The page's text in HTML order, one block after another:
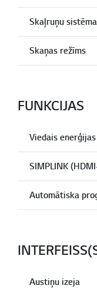
Skaļruņu sistēma
Skaņas režīms
FUNKCIJAS
Viedais
SIMPLINK
Automātiska
Austiņu izeja